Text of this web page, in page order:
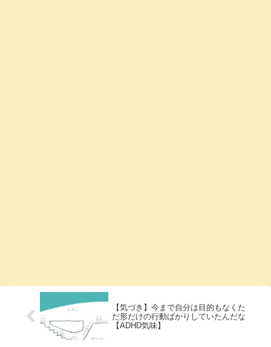
【気づき】今まで自分は目的もなくた
だ形だけの行動ばかりしていたんだな
【ADHD気味】